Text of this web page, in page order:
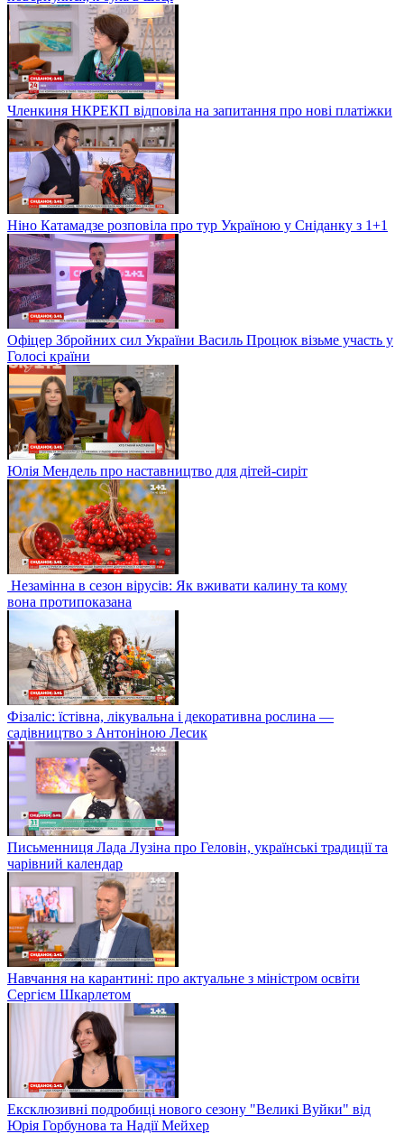
Членкиня НКРЕКП відповіла на запитання про нові платіжки
Ніно Катамадзе розповіла про тур Україною у Сніданку з 1+1
Офіцер Збройних сил України Василь Процюк візьме участь у
Голосі країни
Юлія Мендель про наставництво для дітей-сиріт
Незамінна в сезон вірусів: Як вживати калину та кому
вона протипоказана
Фізаліс: їстівна, лікувальна і декоративна рослина —
садівництво з Антоніною Лесик
Письменниця Лада Лузіна про Геловін, українські традиції та
чарівний календар
Навчання на карантині: про актуальне з міністром освіти
Сергієм Шкарлетом
Ексклюзивні подробиці нового сезону "Великі Вуйки" від
Юрія Горбунова та Надії Мейхер